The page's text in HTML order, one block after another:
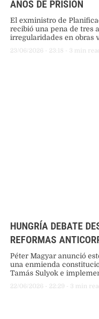
AÑOS DE PRISIÓN
El exministro de
recibió una pena de tres
irregularidades en obras
23/06/2026 - 23:18 - 3 min read
HUNGRÍA DEBATE
REFORMAS
Péter Magyar anunció
una enmienda
Tamás Sulyok e
una reforma legal
sistémica en Hungría.
22/06/2026 - 22:29 - 3 min